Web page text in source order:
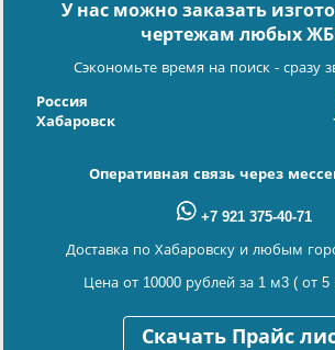
У нас можно заказать
чертежам любых
Сэкономьте время на поиск - сразу
Россия
Хабаровск
Оперативная связь через
+7 921 375-40-71
Доставка по Хабаровску и любым
Цена от 10000 рублей за 1 м3 ( от 5
Скачать Прайс